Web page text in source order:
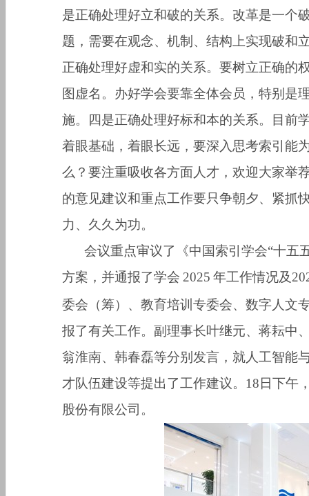
是正确处理好立和破的关系。改革是一个
题，需要在观念、机制、结构上实现破和
正确处理好虚和实的关系。要树立正确的
图虚名。办好学会要靠全体会员，特别是
施。四是正确处理好标和本的关系。目前
着眼基础，着眼长远，要深入思考索引能
么？要注重吸收各方面人才，欢迎大家举
的意见建议和重点工作要只争朝夕、紧抓
力、久久为功。
会议重点审议了《中国索引学会“十五
方案，并通报了学会 2025 年工作情况及
委会（筹）、教育培训专委会、数字人文
报了有关工作。副理事长叶继元、蒋耘中
翁淮南、韩春磊等分别发言，就人工智能
才队伍建设等提出了工作建议。 18 日下午
股份有限公司。